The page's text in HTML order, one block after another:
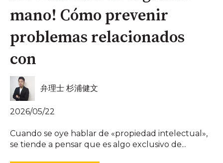
mano! Cómo prevenir
problemas relacionados
con
弁理士 杉浦健文
2026/05/22
Cuando se oye hablar de «propiedad intelectual»,
se tiende a pensar que es algo exclusivo de...